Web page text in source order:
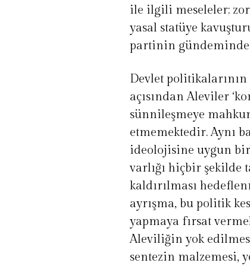
ile ilgili meseleler;
yasal statüye
partinin
Devlet
açısından Aleviler
sünnileşmeye
etmemektedir. Aynı
ideolojisine uygun bir
varlığı hiçbir
kaldırılması
ayrışma, bu politik
yapmaya fırsat
Aleviliğin yok
sentezin malzemesi,